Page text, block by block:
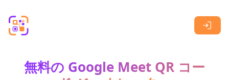
無料の Google Meet QR コー